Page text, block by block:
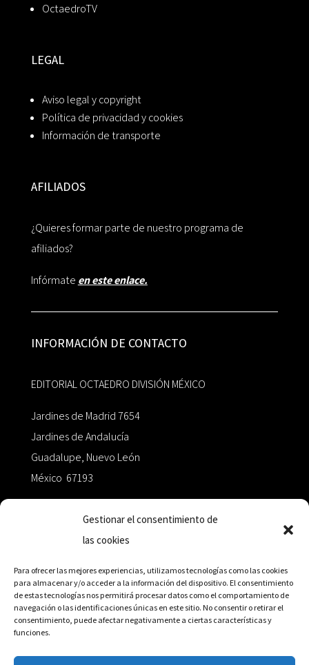
Gestionar el consentimiento de
las cookies
Para ofrecer las mejores experiencias, utilizamos tecnologías como las cookies
para almacenar y/o acceder a la información del dispositivo. El consentimiento
de estas tecnologías nos permitirá procesar datos como el comportamiento de
navegación o las identificaciones únicas en este sitio. No consentir o retirar el
consentimiento, puede afectar negativamente a ciertas características y
funciones.
OctaedroTV
LEGAL
Aviso legal y copyright
Política de privacidad y cookies
Información de transporte
AFILIADOS
¿Quieres formar parte de nuestro programa de
afiliados?
Infórmate en este enlace.
INFORMACIÓN DE CONTACTO
EDITORIAL OCTAEDRO DIVISIÓN MÉXICO
Jardines de Madrid 7654
Jardines de Andalucía
Guadalupe, Nuevo León
México 67193
+52 811.499.5638
RED DE DISTRIBUCIÓN
Distribuidores en México y Octaedro internacional